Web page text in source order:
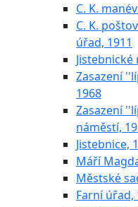
C. K.
C. K.
úřad, 1911
Jistebnické
Zasazení
1968
Zasazení
náměstí,
Jistebnice,
Máří
Městské
Farní úřad,